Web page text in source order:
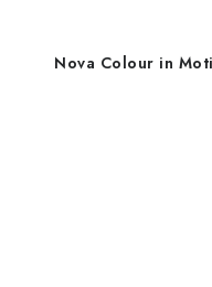
Nova Colour in